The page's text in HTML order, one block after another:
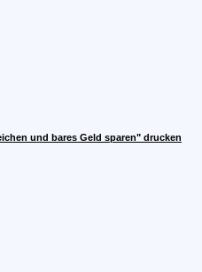
und bares Geld sparen" drucken